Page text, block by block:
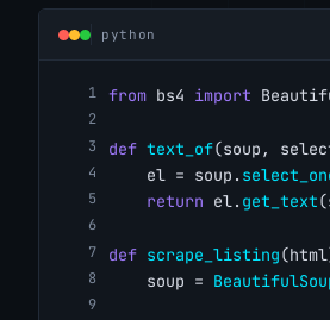
python
from bs4 import
def text_of(soup,
    el = soup.
return el. get_text
def scrape_listing
    soup =